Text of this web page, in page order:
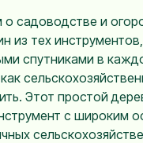
садоводстве и
из тех
спутниками в
Этот простой
с широким